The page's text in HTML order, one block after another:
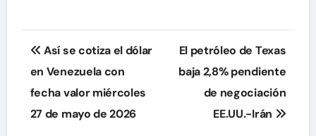
Navegación
de
entradas
Así se cotiza el dólar
en Venezuela con
fecha valor miércoles
27 de mayo de 2026
El petróleo de Texas
baja 2,8% pendiente
de negociación
EE.UU.-Irán